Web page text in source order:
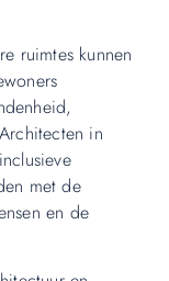
ruimtes kunnen
in
met de
en de